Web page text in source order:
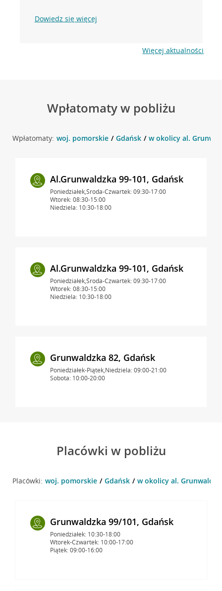
Dowiedz się więcej
Więcej aktualności
Wpłatomaty w pobliżu
Wpłatomaty: woj. pomorskie Gdańsk w okolicy al.
Al.Grunwaldzka 99-101, Gdańsk
Poniedziałek,Środa-Czwartek: 09:30-17:00
Wtorek: 08:30-15:00
Niedziela: 10:30-18:00
Al.Grunwaldzka 99-101, Gdańsk
Poniedziałek,Środa-Czwartek: 09:30-17:00
Wtorek: 08:30-15:00
Niedziela: 10:30-18:00
Grunwaldzka 82, Gdańsk
Poniedziałek-Piątek,Niedziela: 09:00-21:00
Sobota: 10:00-20:00
Placówki w pobliżu
Placówki: woj. pomorskie Gdańsk w okolicy al.
Grunwaldzka 99/101, Gdańsk
Poniedziałek: 10:30-18:00
Wtorek-Czwartek: 10:00-17:00
Piątek: 09:00-16:00